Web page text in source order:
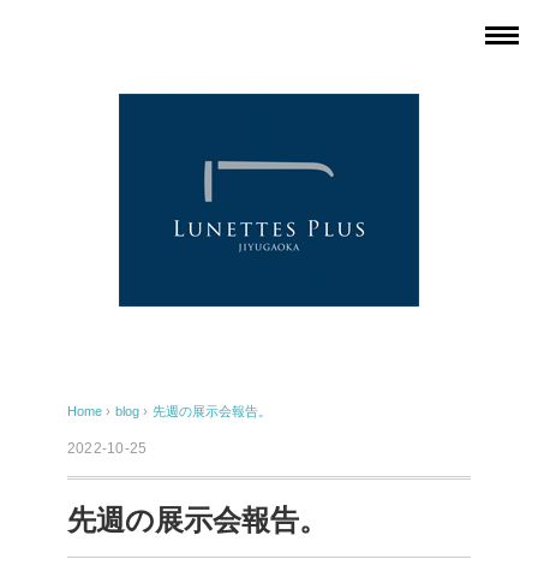
Home › blog › 先週の展示会報告。
2022-10-25
先週の展示会報告。